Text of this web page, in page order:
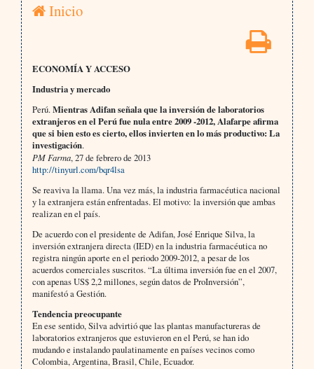
Inicio
ECONOMÍA Y ACCESO
Industria y mercado
Perú.Mientras Adifan señala que la inversión de laboratorios
extranjeros en el Perú fue nula entre 2009 -2012, Alafarpe afirma
que si bien esto es cierto, ellos invierten en lo más productivo: La
investigación.
PM Farma, 27 de febrero de 2013
http://tinyurl.com/bqr4lsa
Se reaviva la llama. Una vez más, la industria farmacéutica nacional
y la extranjera están enfrentadas. El motivo: la inversión que ambas
realizan en el país.
De acuerdo con el presidente de Adifan, José Enrique Silva, la
inversión extranjera directa (IED) en la industria farmacéutica no
registra ningún aporte en el periodo 2009-2012, a pesar de los
acuerdos comerciales suscritos. “La última inversión fue en el 2007,
con apenas US$ 2,2 millones, según datos de ProInversión”,
manifestó a Gestión.
Tendencia preocupante
En ese sentido, Silva advirtió que las plantas manufactureras de
laboratorios extranjeros que estuvieron en el Perú, se han ido
mudando e instalando paulatinamente en países vecinos como
Colombia, Argentina, Brasil, Chile, Ecuador.